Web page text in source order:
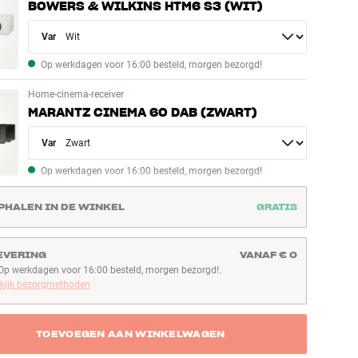
BOWERS & WILKINS HTM6 S3 (WIT)
Variant
Op werkdagen voor 16:00 besteld, morgen bezorgd!
Home-cinema-receiver
MARANTZ CINEMA 60 DAB (ZWART)
Variant
Op werkdagen voor 16:00 besteld, morgen bezorgd!
IN DE WINKEL GRATIS
werkdagen voor 16:00 besteld, morgen bezorgd!
werkdagen voor 16:00 besteld, morgen bezorgd!.
bezorgmethoden
VANAF € 0
TOEVOEGEN AAN WINKELWAGEN